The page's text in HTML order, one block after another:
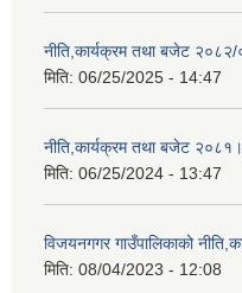
नीति,कार्यक्रम तथा बजेट
मिति: 06/25/2025 - 14:47
नीति,कार्यक्रम तथा बजेट
मिति: 06/25/2024 - 13:47
विजयनगगर गाउँपालिकाको
मिति: 08/04/2023 - 12:08